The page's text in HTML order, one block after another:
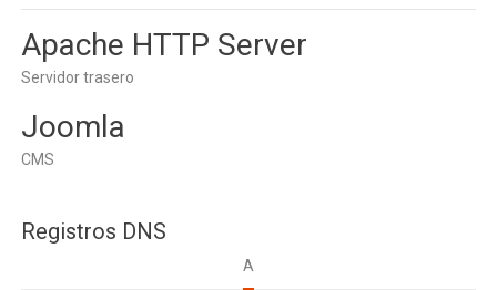
Apache HTTP Server
Servidor trasero
Joomla
CMS
Registros DNS
A